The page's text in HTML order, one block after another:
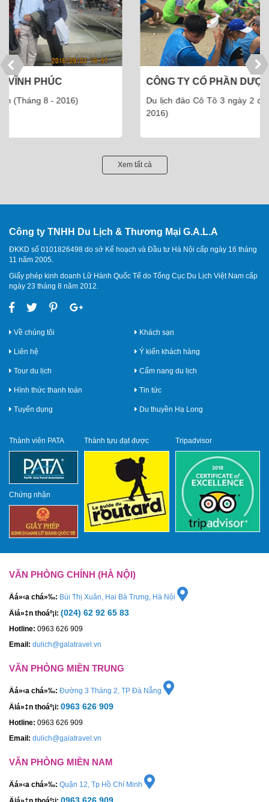
CÔNG TY CỔ PHẦN DƯỢC PHẨM THÁI MINH
Du lịch đảo Cô Tô 3 ngày 2 đêm - 110 khách (Tháng 5 -
Xem tất cả
Công ty TNHH Du Lịch & Thương Mại G.A.L.A
ĐKKD số 0101826498 do sở Kế hoạch và Đầu tư Hà Nội cấp ngày 16 tháng
11 năm 2005.
Giấy phép kinh doanh Lữ Hành Quốc Tế do Tổng Cục Du Lịch Việt Nam cấp
ngày 23 tháng 8 năm 2012.
Về chúng tôi
Liên hệ
Tour du lịch
Hình thức thanh toán
Tuyển dụng
Khách sạn
Ý kiến khách hàng
Cẩm nang du lịch
Tin tức
Du thuyền Hạ Long
Thành viên PATA
Chứng nhận
Thành tựu đạt được Tripadvisor
VĂN PHÒNG CHÍNH (HÀ NỘI)
Äá»‹a chá»‰: Bùi Thị Xuân, Hai Bà Trưng, Hà Nội
Äiá»‡n thoáº¡i: (024) 62 92 65 83
Hotline: 0963 626 909
Email: dulich@galatravel.vn
VĂN PHÒNG MIỀN TRUNG
Äá»‹a chá»‰: Đường 3 Tháng 2, TP Đà Nẵng
Äiá»‡n thoáº¡i: 0963 626 909
Hotline: 0963 626 909
Email: dulich@galatravel.vn
VĂN PHÒNG MIỀN NAM
Äá»‹a chá»‰: Quận 12, Tp Hồ Chí Minh